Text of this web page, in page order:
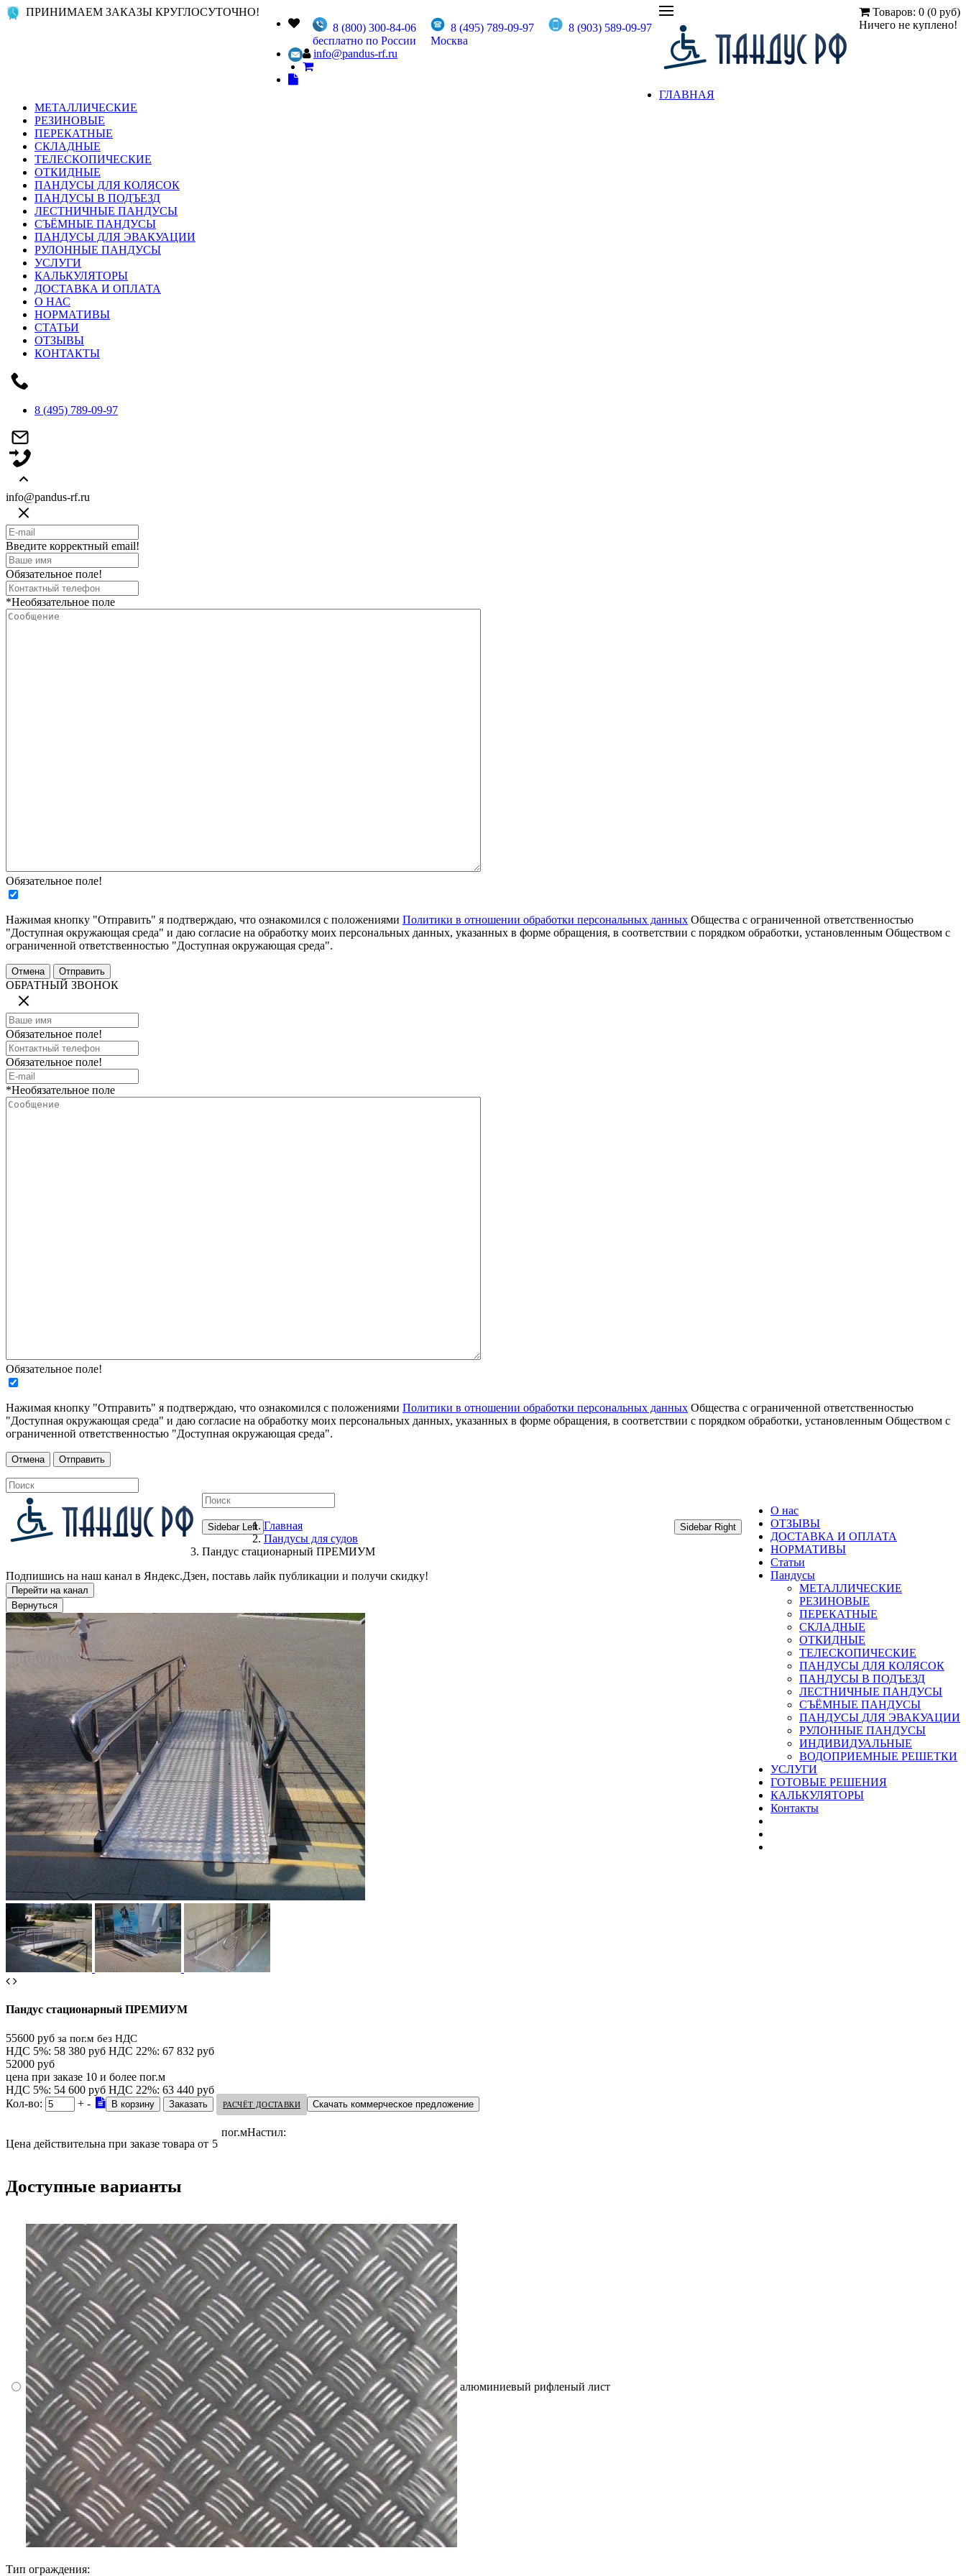
ПРИНИМАЕМ ЗАКАЗЫ КРУГЛОСУТОЧНО!
8 (800) 300-84-06
бесплатно по России
8 (495) 789-09-97
Москва
8 (903) 589-09-97
info@pandus-rf.ru
Товаров: 0 (0 руб)
Ничего не куплено!
ГЛАВНАЯ
МЕТАЛЛИЧЕСКИЕ
РЕЗИНОВЫЕ
ПЕРЕКАТНЫЕ
СКЛАДНЫЕ
ТЕЛЕСКОПИЧЕСКИЕ
ОТКИДНЫЕ
ПАНДУСЫ ДЛЯ КОЛЯСОК
ПАНДУСЫ В ПОДЪЕЗД
ЛЕСТНИЧНЫЕ ПАНДУСЫ
СЪЁМНЫЕ ПАНДУСЫ
ПАНДУСЫ ДЛЯ ЭВАКУАЦИИ
РУЛОННЫЕ ПАНДУСЫ
УСЛУГИ
КАЛЬКУЛЯТОРЫ
ДОСТАВКА И ОПЛАТА
О НАС
НОРМАТИВЫ
СТАТЬИ
ОТЗЫВЫ
КОНТАКТЫ
8 (495) 789-09-97
info@pandus-rf.ru
Введите корректный email!
Обязательное поле!
*Необязательное поле
Обязательное поле!
Нажимая кнопку "Отправить" я подтверждаю, что ознакомился с положениями Политики в отношении обработки персональных данных Общества с ограниченной ответственностью
"Доступная окружающая среда" и даю согласие на обработку моих персональных данных, указанных в форме обращения, в соответствии с порядком обработки, установленным Обществом с
ограниченной ответственностью "Доступная окружающая среда".
ОБРАТНЫЙ ЗВОНОК
Обязательное поле!
Обязательное поле!
*Необязательное поле
Обязательное поле!
Нажимая кнопку "Отправить" я подтверждаю, что ознакомился с положениями Политики в отношении обработки персональных данных Общества с ограниченной ответственностью
"Доступная окружающая среда" и даю согласие на обработку моих персональных данных, указанных в форме обращения, в соответствии с порядком обработки, установленным Обществом с
ограниченной ответственностью "Доступная окружающая среда".
О нас
ОТЗЫВЫ
ДОСТАВКА И ОПЛАТА
НОРМАТИВЫ
Статьи
Пандусы
МЕТАЛЛИЧЕСКИЕ
РЕЗИНОВЫЕ
ПЕРЕКАТНЫЕ
СКЛАДНЫЕ
ОТКИДНЫЕ
ТЕЛЕСКОПИЧЕСКИЕ
ПАНДУСЫ ДЛЯ КОЛЯСОК
ПАНДУСЫ В ПОДЪЕЗД
ЛЕСТНИЧНЫЕ ПАНДУСЫ
CЪЁМНЫЕ ПАНДУСЫ
ПАНДУСЫ ДЛЯ ЭВАКУАЦИИ
РУЛОННЫЕ ПАНДУСЫ
ИНДИВИДУАЛЬНЫЕ
ВОДОПРИЕМНЫЕ РЕШЕТКИ
УСЛУГИ
ГОТОВЫЕ РЕШЕНИЯ
КАЛЬКУЛЯТОРЫ
Контакты
Sidebar Left Sidebar Right
Главная
Пандусы для судов
Пандус стационарный ПРЕМИУМ
Подпишись на наш канал в Яндекс.Дзен, поставь лайк публикации и получи скидку!
Пандус стационарный ПРЕМИУМ
55600 руб за пог.м без НДС
НДС 5%: 58 380 руб НДС 22%: 67 832 руб
52000 руб
цена при заказе 10 и более пог.м
НДС 5%: 54 600 руб НДС 22%: 63 440 руб
Кол-во:
+ - РАСЧЁТ ДОСТАВКИ Скачать коммерческое предложение
Цена действительна при заказе товара от 5
пог.м
Доступные варианты
Настил:
алюминиевый рифленый лист
Тип ограждения: